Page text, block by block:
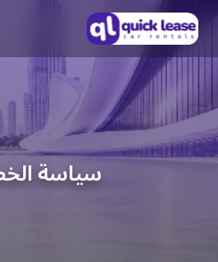
سياسة